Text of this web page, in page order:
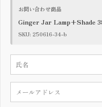
お問い合わせ商品
Ginger Jar Lamp+Shade
SKU: 250616-34-b